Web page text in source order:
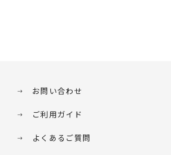
お問い合わせ
ご利用ガイド
よくあるご質問